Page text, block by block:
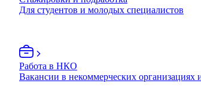
Для студентов и молодых специалистов
Работа в НКО
Вакансии в некоммерческих организациях